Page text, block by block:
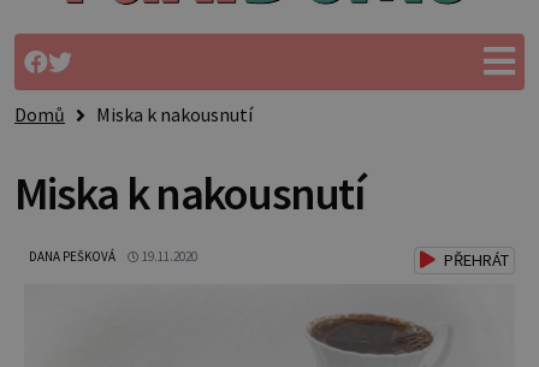
Domů Miska k nakousnutí
Miska k nakousnutí
DANA PEŠKOVÁ 19.11.2020 PŘEHRÁT